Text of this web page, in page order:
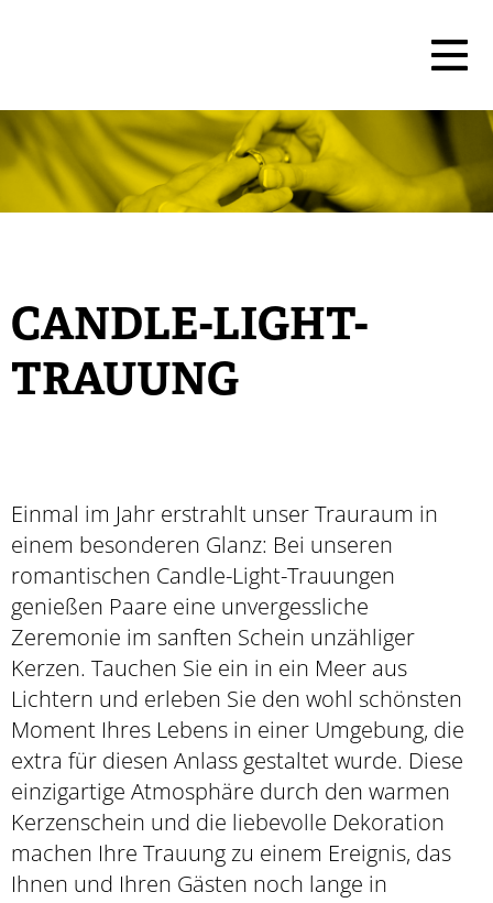
CANDLE-LIGHT-
TRAUUNG
Einmal im Jahr erstrahlt unser Trauraum in
einem besonderen Glanz: Bei unseren
romantischen Candle-Light-Trauungen
genießen Paare eine unvergessliche
Zeremonie im sanften Schein unzähliger
Kerzen. Tauchen Sie ein in ein Meer aus
Lichtern und erleben Sie den wohl schönsten
Moment Ihres Lebens in einer Umgebung, die
extra für diesen Anlass gestaltet wurde. Diese
einzigartige Atmosphäre durch den warmen
Kerzenschein und die liebevolle Dekoration
machen Ihre Trauung zu einem Ereignis, das
Ihnen und Ihren Gästen noch lange in